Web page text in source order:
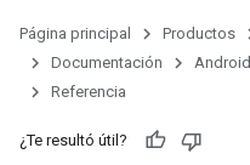
Página principal Productos
Documentación
Android
Referencia
¿Te resultó útil?